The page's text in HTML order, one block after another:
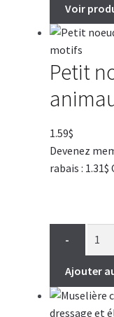
Voir
Petit
1.59$
Devenez
rabais : 1.31$
-
Ajouter